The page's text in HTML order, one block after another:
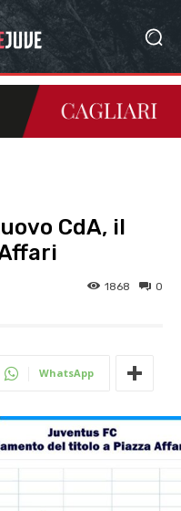
CdA, il
0
1868
WhatsApp